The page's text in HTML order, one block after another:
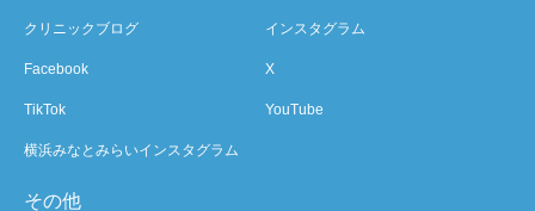
クリニックブログ インスタグラム
Facebook X
TikTok YouTube
横浜みなとみらいインスタグラム
その他